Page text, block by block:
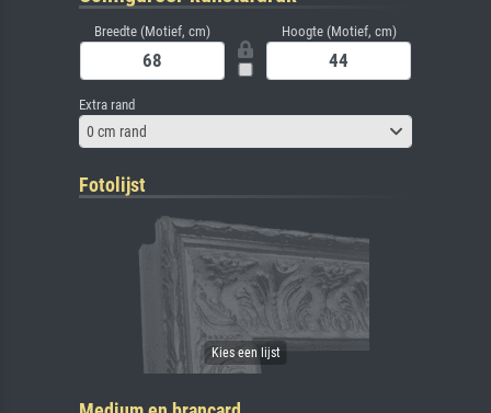
Breedte (Motief, cm) Hoogte (Motief, cm)
Extra rand
0 cm rand
Fotolijst